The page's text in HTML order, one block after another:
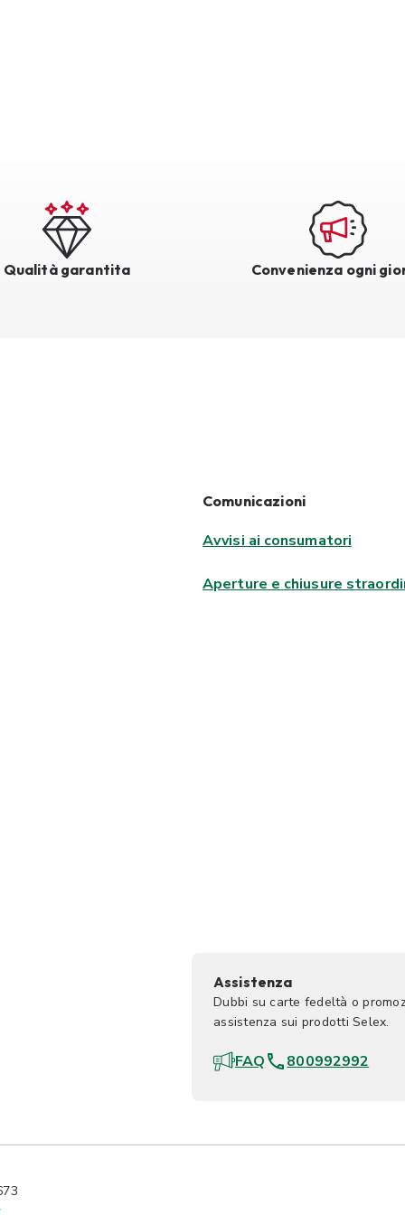
Qualità garantita Convenienza ogni
Comunicazioni
Avvisi ai consumatori
Aperture e chiusure
Assistenza
Dubbi su carte fedeltà o
assistenza sui prodotti Selex.
FAQ 800992992